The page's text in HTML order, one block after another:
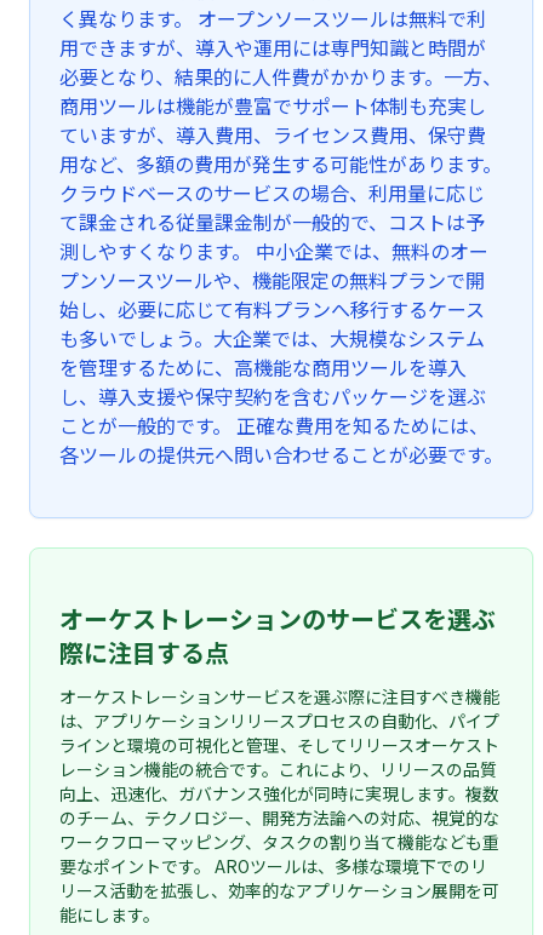
く異なります。 オープンソースツールは無料で利
用できますが、導入や運用には専門知識と時間が
必要となり、結果的に人件費がかかります。一方、
商用ツールは機能が豊富でサポート体制も充実し
ていますが、導入費用、ライセンス費用、保守費
用など、多額の費用が発生する可能性があります。
クラウドベースのサービスの場合、利用量に応じ
て課金される従量課金制が一般的で、コストは予
測しやすくなります。 中小企業では、無料のオー
プンソースツールや、機能限定の無料プランで開
始し、必要に応じて有料プランへ移行するケース
も多いでしょう。大企業では、大規模なシステム
を管理するために、高機能な商用ツールを導入
し、導入支援や保守契約を含むパッケージを選ぶ
ことが一般的です。 正確な費用を知るためには、
各ツールの提供元へ問い合わせることが必要です。
オーケストレーションのサービスを選ぶ
際に注目する点
オーケストレーションサービスを選ぶ際に注目すべき機能
は、アプリケーションリリースプロセスの自動化、パイプ
ラインと環境の可視化と管理、そしてリリースオーケスト
レーション機能の統合です。これにより、リリースの品質
向上、迅速化、ガバナンス強化が同時に実現します。複数
のチーム、テクノロジー、開発方法論への対応、視覚的な
ワークフローマッピング、タスクの割り当て機能なども重
要なポイントです。 AROツールは、多様な環境下でのリ
リース活動を拡張し、効率的なアプリケーション展開を可
能にします。